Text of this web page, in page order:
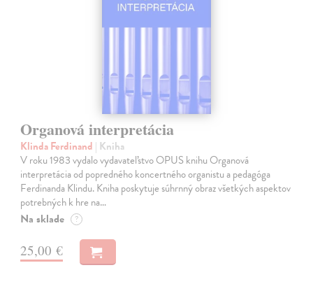
Organová interpretácia
Klinda Ferdinand | Kniha
V roku 1983 vydalo vydavateľstvo OPUS knihu Organová
interpretácia od popredného koncertného organistu a pedagóga
Ferdinanda Klindu. Kniha poskytuje súhrnný obraz všetkých aspektov
potrebných k hre na…
Na sklade ?
25,00 €